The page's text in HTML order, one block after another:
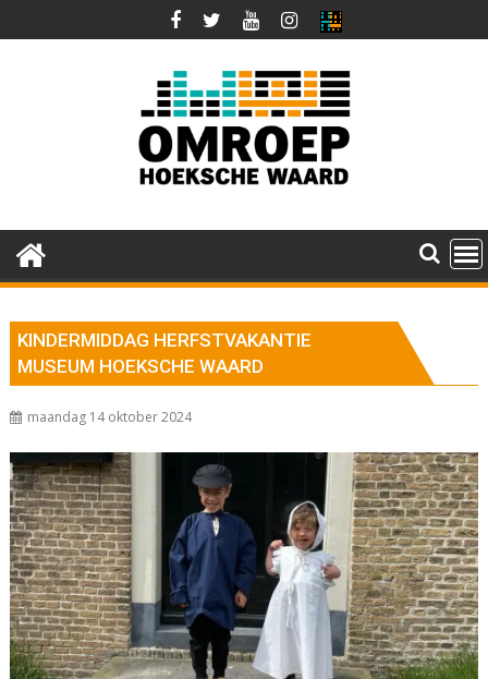
naar
KINDERMIDDAG HERFSTVAKANTIE
MUSEUM HOEKSCHE WAARD
maandag 14 oktober 2024